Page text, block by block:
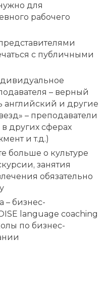
для
рабочего
с публичными
– верный
английский и другие
– преподаватели
других сферах
и т.д.)
больше о культуре
занятия
обязательно
– бизнес-
language coaching
по бизнес-